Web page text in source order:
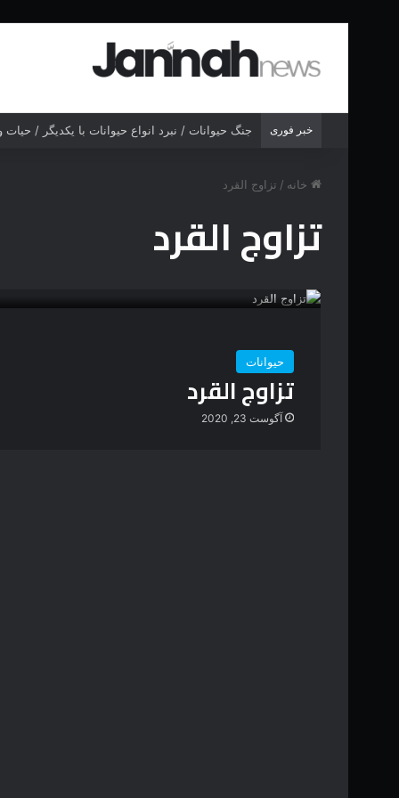
خبر فوری جنگ حیوانات / نبرد انواع حیوانات با یکدیگر /
خانه / تزاوج القرد
تزاوج القرد
حیوانات
تزاوج القرد
آگوست 23, 2020